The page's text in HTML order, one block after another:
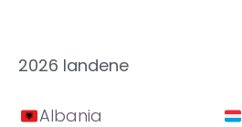
2026 landene
Albania